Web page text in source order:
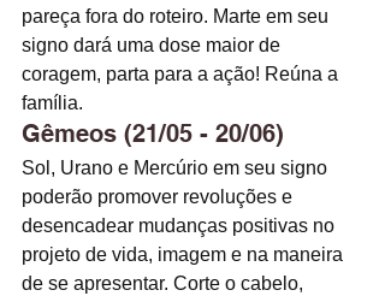
pareça fora do roteiro. Marte em seu
signo dará uma dose maior de
coragem, parta para a ação! Reúna a
família.
Gêmeos (21/05 - 20/06)
Sol, Urano e Mercúrio em seu signo
poderão promover revoluções e
desencadear mudanças positivas no
projeto de vida, imagem e na maneira
de se apresentar. Corte o cabelo,